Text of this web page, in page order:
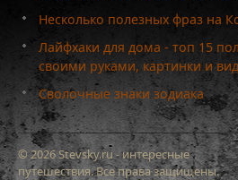
Несколько полезных фраз на
Лайфхаки для дома - топ 15
своими руками, картинки и
Сволочные знаки зодиака
© 2026 Stevsky.ru - интересные
путешествия. Все права защищены.